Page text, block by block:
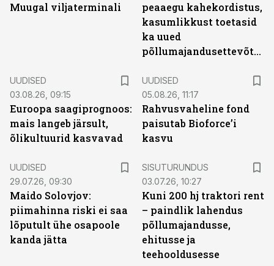
Muugal viljaterminali
peaaegu kahekordistus,
kasumlikkust toetasid
ka uued
põllumajandusettevõtted
UUDISED
03.08.26, 09:15
Euroopa saagiprognoos:
mais langeb järsult,
õlikultuurid kasvavad
UUDISED
05.08.26, 11:17
Rahvusvaheline fond
paisutab Bioforce’i
kasvu
UUDISED
29.07.26, 09:30
Maido Solovjov:
piimahinna riski ei saa
lõputult ühe osapoole
kanda jätta
SISUTURUNDUS
03.07.26, 10:27
Kuni 200 hj traktori rent
– paindlik lahendus
põllumajandusse,
ehitusse ja
teehooldusesse